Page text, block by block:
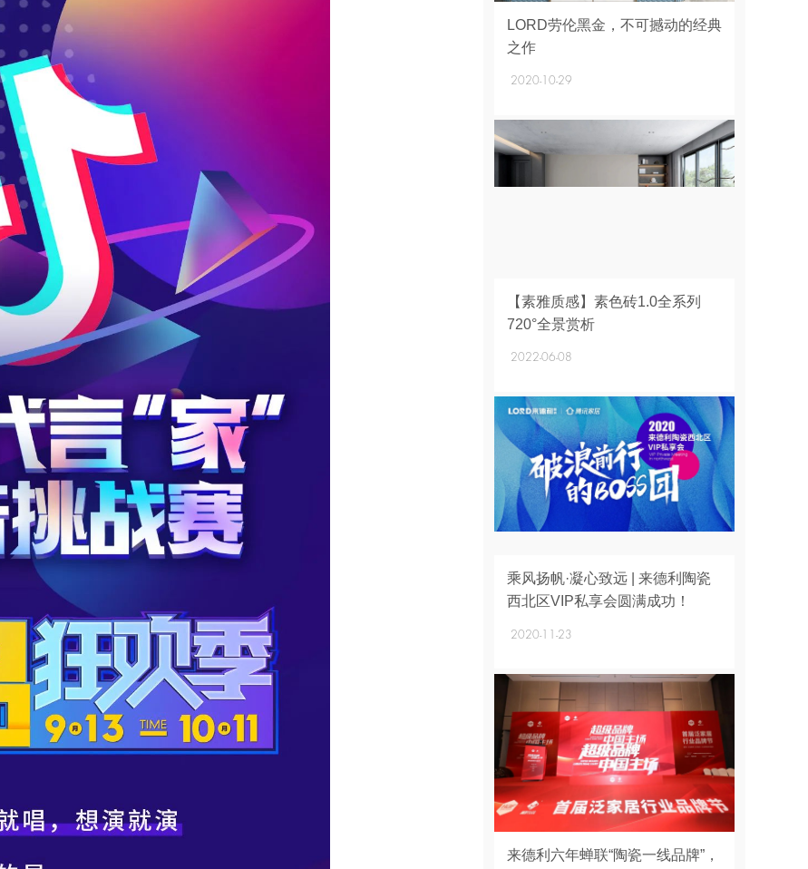
LORD劳伦黑金，不可撼动的经典
之作
2020-10-29
【素雅质感】素色砖1.0全系列
720°全景赏析
2022-06-08
乘风扬帆·凝心致远 | 来德利陶瓷
西北区VIP私享会圆满成功！
2020-11-23
来德利六年蝉联“陶瓷一线品牌”，